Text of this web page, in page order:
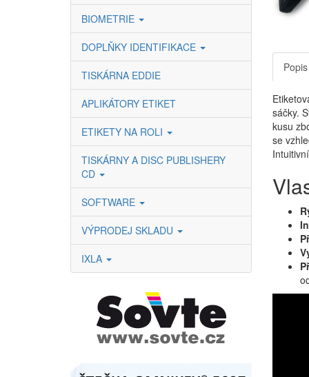
BIOMETRIE
DOPLŇKY IDENTIFIKACE
TISKÁRNA EDDIE
APLIKÁTORY ETIKET
ETIKETY NA ROLI
TISKÁRNY A DISC PUBLISHERY
CD
SOFTWARE
VÝPRODEJ SKLADU
IXLA
Popis
sáčky.
kusu
se